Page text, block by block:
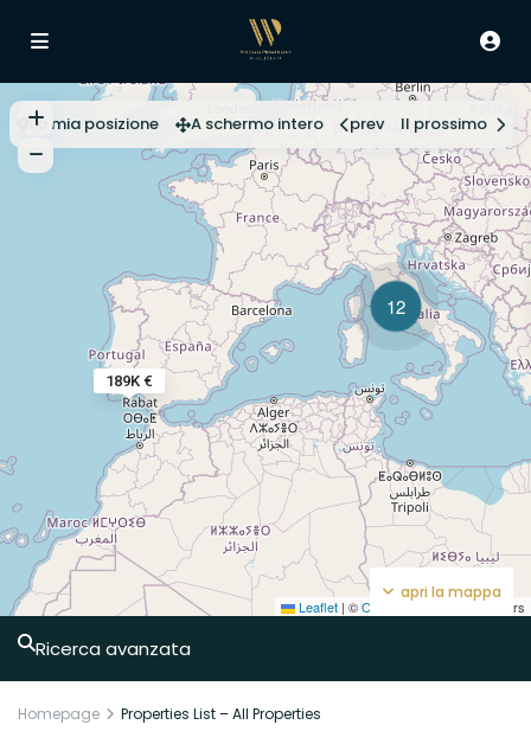
12
189K €
Leaflet | ©OpenStreetMap contributors
apri la mappa
La mia posizione A schermo intero prev Il prossimo
Ricerca avanzata
Homepage Properties List – All Properties